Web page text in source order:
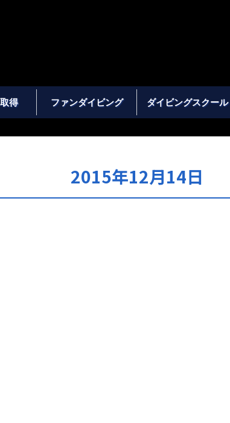
得 ファンダイビング ダイビングスクール
2015年12月14日